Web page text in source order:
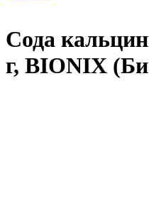
Сода
г, BIONIX